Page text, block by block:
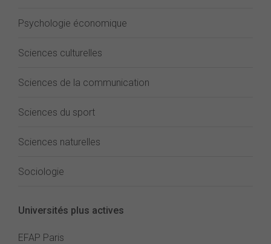
Psychologie économique
Sciences culturelles
Sciences de la communication
Sciences du sport
Sciences naturelles
Sociologie
Universités plus actives
EFAP Paris